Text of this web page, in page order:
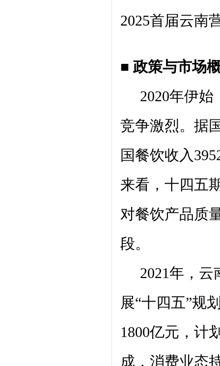
2025首届云南
■ 政策与市场
2020年伊始
竞争激烈。据
国餐饮收入
来看，十四五
对餐饮产品质
段。
2021年，云
展“十四五”规
1800亿元，计
成，消费业态